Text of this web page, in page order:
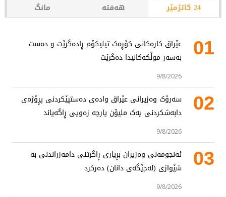
24 کاتژمێر هەفتە مانگ
01
عێراق کارەکانی کۆڕەک تیلیکۆم ڕادەگرێت و دەست
بەسەر موڵکەکانیدا دەگرێت
9/8/2026
02
سەرۆک وەزیرانی عێراق وادەی دەستپێکردنی پڕۆژەی
دابەشکردنی یەک ملیۆن پارچە زەویی ڕاگەیاند
9/8/2026
03
ئەنجومەنی وەزیران بڕیاری ڕاگرتنی دامەزراندنی بە
شێوازی (لەجێگەی دانان) دەرکرد
9/8/2026